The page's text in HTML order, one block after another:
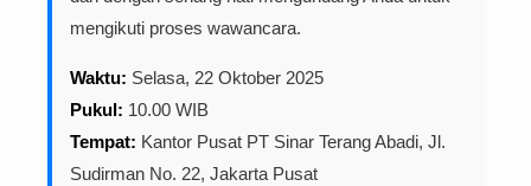
mengikuti proses wawancara.
Waktu: Selasa, 22 Oktober 2025
Pukul: 10.00 WIB
Tempat: Kantor Pusat PT Sinar Terang Abadi, Jl.
Sudirman No. 22, Jakarta Pusat